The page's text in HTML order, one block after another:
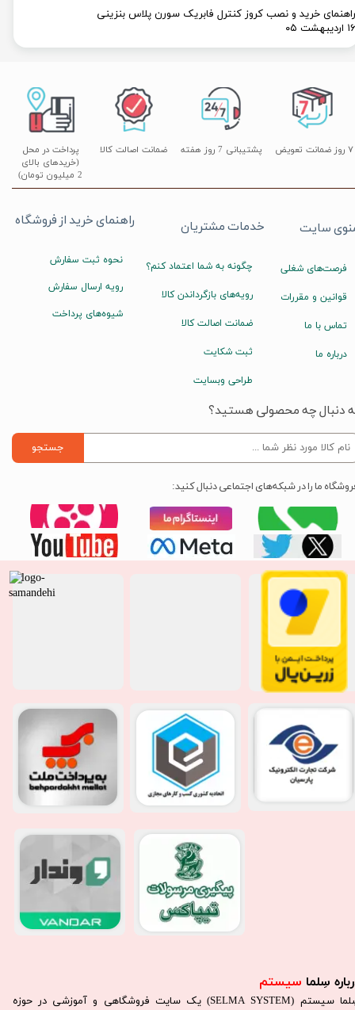
راهنمای خرید و نصب کروز کنترل فابریک سورن پلاس بنزینی
۱۶ اردیبهشت ۰۵
سِلما سیستم​​​​​​​
سِلما سيستم (SELMA SYSTEM) یک سایت فروشگاهی و آموزشی در حوزه
پشتیبانی 7 روز هفته
پرداخت در محل
(خریدهای بالای
2 میلیون تومان)
۷ روز ضمانت تعویض ضمانت اصالت کالا
راهنمای خرید از فروشگاه
نحوه ثبت سفارش
رویه ارسال سفارش
شیوه‌های پرداخت
خدمات مشتریان
چگونه به شما اعتماد کنم؟
رویه‌های بازگرداندن کالا
ضمانت اصالت کالا
ثبت شکایت
طراحی وبسایت
سایت
فرصت‌های شغلی
قوانین و مقررات
تماس با ما
درباره ما
دنبال چه محصولی هستید؟
جستجو
ما را در شبکه‌های اجتماعی دنبال کنید: